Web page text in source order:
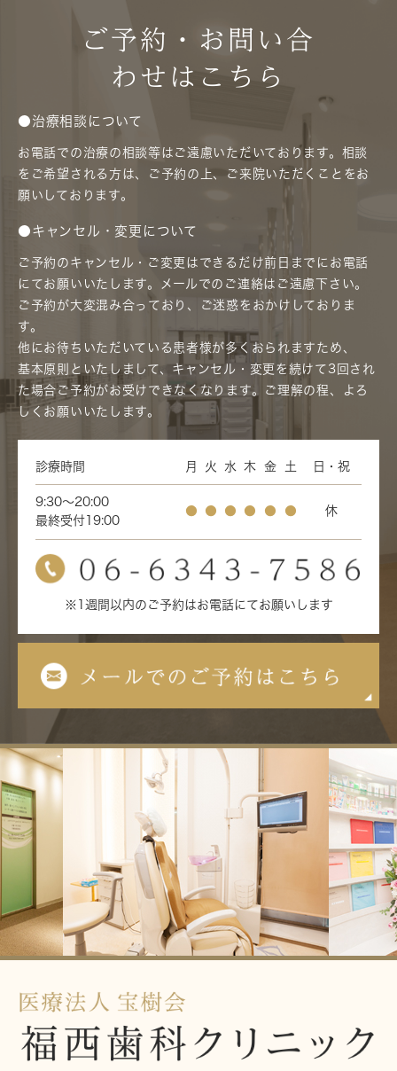
ご予約・お問い合
わせはこちら
●治療相談について
お電話での治療の相談等はご遠慮いただいております。相談
をご希望される方は、ご予約の上、ご来院いただくことをお
願いしております。
●キャンセル・変更について
ご予約のキャンセル・ご変更はできるだけ前日までにお電話
にてお願いいたします。メールでのご連絡はご遠慮下さい。
ご予約が大変混み合っており、ご迷惑をおかけしておりま
す。
他にお待ちいただいている患者様が多くおられますため、
基本原則といたしまして、キャンセル・変更を続けて3回され
た場合ご予約がお受けできなくなります。ご理解の程、よろ
しくお願いいたします。
診療時間 月 火 水 木 金 土 日・祝
9:30～20:00
最終受付19:00
● ● ● ● ● ● 休
※1週間以内のご予約はお電話にてお願いします